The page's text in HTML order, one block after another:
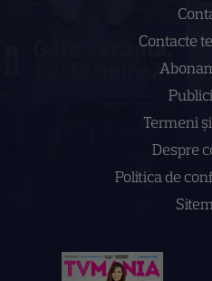
Contacte
Termeni
Despre
Politica de